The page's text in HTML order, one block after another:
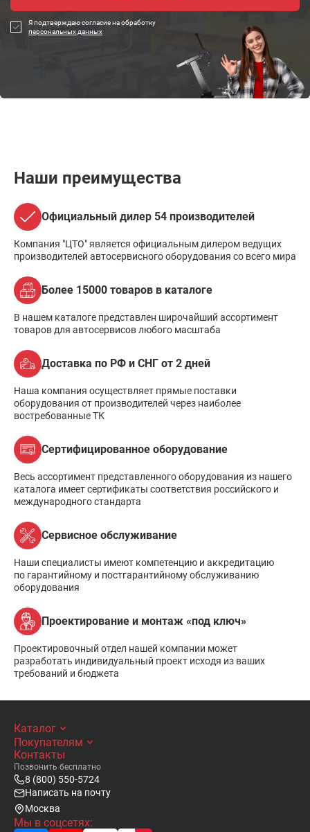
Я подтверждаю согласие на обработку
персональных данных
Наши преимущества
Официальный дилер 54 производителей
Компания "ЦТО" является официальным дилером ведущих
производителей автосервисного оборудования со всего мира
Более 15000 товаров в каталоге
В нашем каталоге представлен широчайший ассортимент
товаров для автосервисов любого масштаба
Доставка по РФ и СНГ от 2 дней
Наша компания осуществляет прямые поставки
оборудования от производителей через наиболее
востребованные ТК
Сертифицированное оборудование
Весь ассортимент представленного оборудования из нашего
каталога имеет сертификаты соответствия российского и
международного стандарта
Сервисное обслуживание
Наши специалисты имеют компетенцию и аккредитацию
по гарантийному и постгарантийному обслуживанию
оборудования
Проектирование и монтаж «под ключ»
Проектировочный отдел нашей компании может
разработать индивидуальный проект исходя из ваших
требований и бюджета
Каталог
Покупателям
Контакты
Позвонить бесплатно
8 (800) 550-5724
Написать на почту
Москва
Мы в соцсетях: